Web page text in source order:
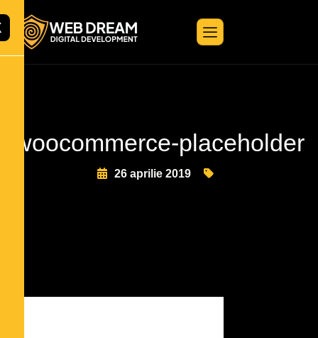
woocommerce-placeholder
26 aprilie 2019